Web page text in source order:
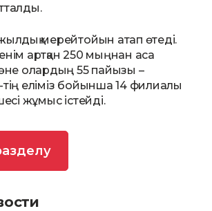
мерейтойын атап өтеді.
артқан 250 мыңнан аса
олардың 55 пайызы –
еліміз бойынша 14 филиалы
жұмыс істейді.